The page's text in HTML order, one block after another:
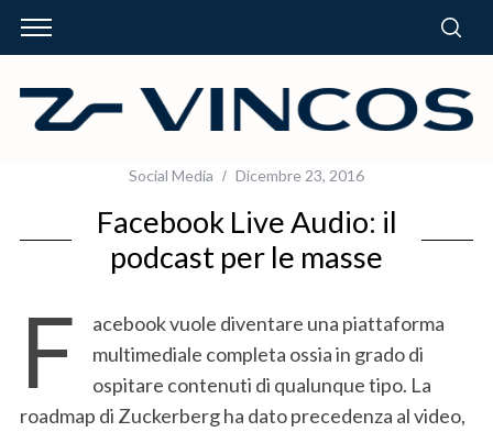
Social Media Dicembre 23, 2016
Facebook Live Audio: il
podcast per le masse
F
acebook vuole diventare una piattaforma
multimediale completa ossia in grado di
ospitare contenuti di qualunque tipo. La
roadmap di Zuckerberg ha dato precedenza al video,